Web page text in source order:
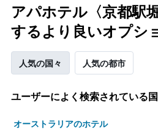
アパホテル〈京都駅
するより良いオプシ
人気の国々 人気の都市
ユーザーによく検索されている国
オーストラリアのホテル